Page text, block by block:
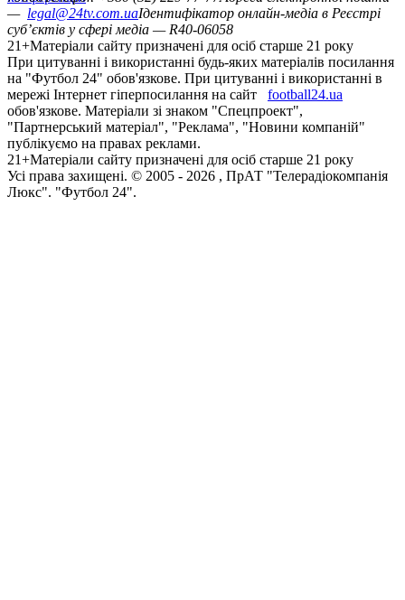
— legal@24tv.com.uaІдентифікатор онлайн-медіа в Реєстрі
суб’єктів у сфері медіа — R40-06058
21+Матеріали сайту призначені для осіб старше 21 року
При цитуванні і використанні будь-яких матеріалів посилання
на "Футбол 24" обов'язкове. При цитуванні і використанні в
мережі Інтернет гіперпосилання на сайт
football24.ua
обов'язкове. Матеріали зі знаком "Спецпроект",
"Партнерський матеріал", "Реклама", "Новини компаній"
публікуємо на правах реклами.
21+Матеріали сайту призначені для осіб старше 21 року
Усi права захищенi. © 2005 - 2026 , ПрАТ "Телерадіокомпанія
Люкс". "Футбол 24".